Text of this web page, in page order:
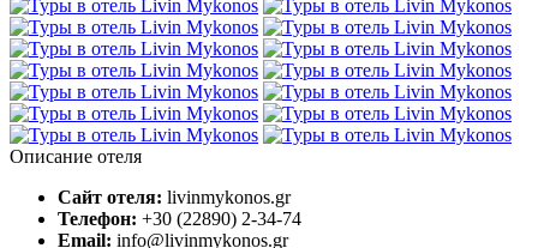
Описание отеля
Сайт отеля: livinmykonos.gr
Телефон: +30 (22890) 2-34-74
Email: info@livinmykonos.gr